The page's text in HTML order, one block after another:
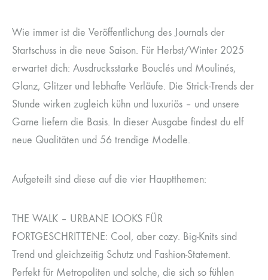
Wie immer ist die Veröffentlichung des Journals der
Startschuss in die neue Saison. Für Herbst/Winter 2025
erwartet dich: Ausdrucksstarke Bouclés und Moulinés,
Glanz, Glitzer und lebhafte Verläufe. Die Strick-Trends der
Stunde wirken zugleich kühn und luxuriös – und unsere
Garne liefern die Basis. In dieser Ausgabe findest du elf
neue Qualitäten und 56 trendige Modelle.
Aufgeteilt sind diese auf die vier Hauptthemen:
THE WALK – URBANE LOOKS FÜR
FORTGESCHRITTENE: Cool, aber cozy. Big-Knits sind
Trend und gleichzeitig Schutz und Fashion-Statement.
Perfekt für Metropoliten und solche, die sich so fühlen